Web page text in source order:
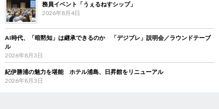
務員イベント「うぇるねすシップ」
2026年8月4日
AI時代、「暗黙知」は継承できるのか 「デジブレ」説明会／ラウンドテーブ
ル
2026年8月3日
紀伊勝浦の魅力を堪能 ホテル浦島、日昇館をリニューアル
2026年8月3日